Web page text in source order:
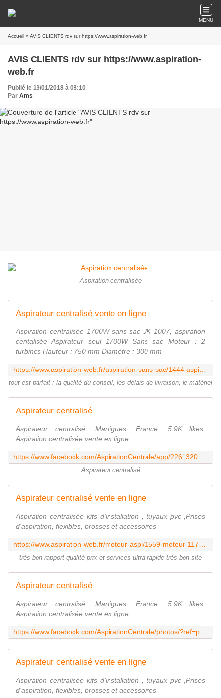
MENU
Accueil » AVIS CLIENTS rdv sur https://www.aspiration-web.fr
AVIS CLIENTS rdv sur https://www.aspiration-
web.fr
Publié le 19/01/2018 à 08:10
Par Ams
Aspiration centralisée
Aspirateur centralisé vente en ligne
Aspiration centralisée 1700W sans sac JK 1007, aspiration
centalisée Aspirateur seul 1700W Sans sac Moteur : 2
turbines Hauteur : 750 mm Diamètre : 300 mm
tout est parfait : la qualité du conseil, les délais de livraison, le matériel
Aspirateur centralisé
Aspirateur centralisé, Martigues, France. 5.9K likes.
Aspiration centralisée vente en ligne
Aspirateur centralisé
Aspirateur centralisé vente en ligne
Aspiration centralisée kits d'installation , tuyaux pvc ,Prises
d'aspiration, flexibles, brosses et accessoires
très bon rapport qualité prix et services ultra rapide très bon site
Aspirateur centralisé
Aspirateur centralisé, Martigues, France. 5.9K likes.
Aspiration centralisée vente en ligne
Aspirateur centralisé vente en ligne
Aspiration centralisée kits d'installation , tuyaux pvc ,Prises
d'aspiration, flexibles, brosses et accessoires